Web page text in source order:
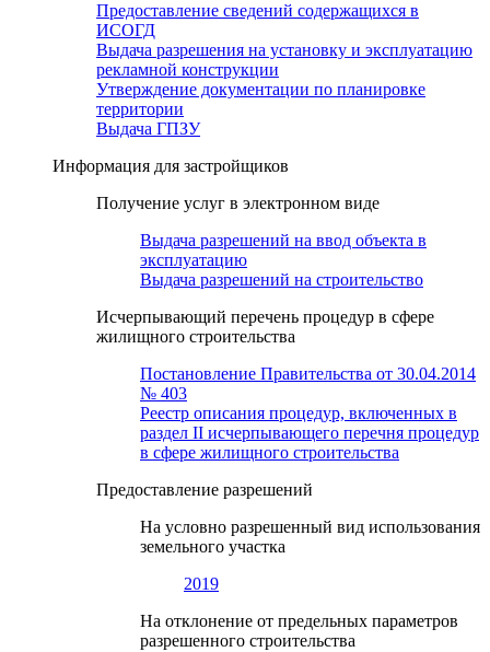
Предоставление сведений содержащихся в
ИСОГД
Выдача разрешения на установку и эксплуатацию
рекламной конструкции
Утверждение документации по планировке
территории
Выдача ГПЗУ
Информация для застройщиков
Получение услуг в электронном виде
Выдача разрешений на ввод объекта в
эксплуатацию
Выдача разрешений на строительство
Исчерпывающий перечень процедур в сфере
жилищного строительства
Постановление Правительства от 30.04.2014
№ 403
Реестр описания процедур, включенных в
раздел II исчерпывающего перечня процедур
в сфере жилищного строительства
Предоставление разрешений
На условно разрешенный вид использования
земельного участка
2019
На отклонение от предельных параметров
разрешенного строительства